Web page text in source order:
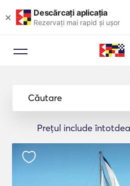
× Descărcați aplicația
Rezervați mai rapid și ușor
Căutare
Prețul include